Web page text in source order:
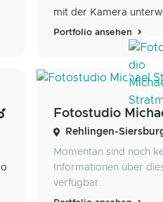
mit der Kamera
Portfolio ansehen
Rehlingen-
Momentan sind noch
Informationen über
verfügbar.